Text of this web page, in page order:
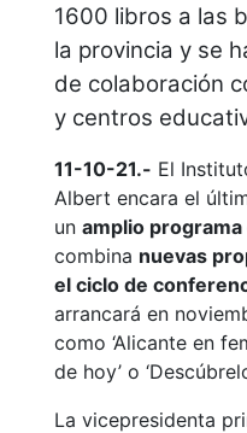
1600 libros a las
la provincia y se
de colaboración
y centros
11-10-21.- El
Albert encara el
un amplio
combina nuevas
el ciclo de
arrancará en
como ‘Alicante en
de hoy’ o
La vicepresidenta